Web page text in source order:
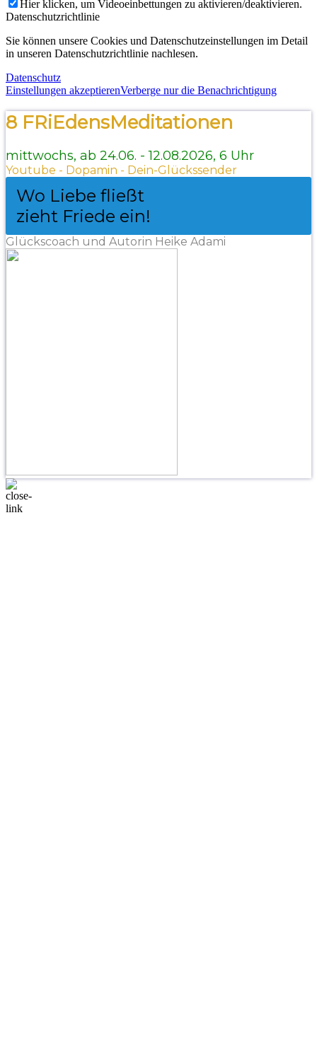
Hier klicken, um Videoeinbettungen zu aktivieren/deaktivieren.
Datenschutzrichtlinie
Sie können unsere Cookies und Datenschutzeinstellungen im Detail
in unseren Datenschutzrichtlinie nachlesen.
Datenschutz
Einstellungen akzeptierenVerberge nur die Benachrichtigung
8 FRiEdensMeditationen
mittwochs, ab 24.06. - 12.08.2026, 6 Uhr
Youtube - Dopamin - Dein-Glückssender
Wo Liebe fließt
zieht Friede ein!
Glückscoach und Autorin Heike Adami